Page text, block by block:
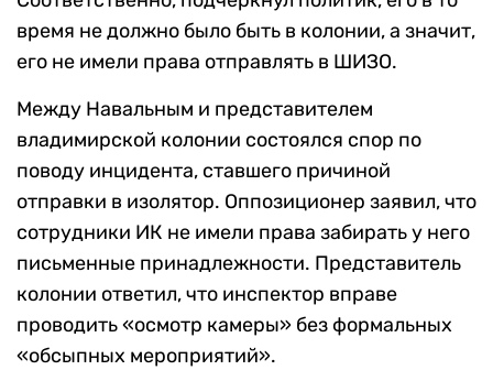
время не должно было быть в колонии, а значит,
его не имели права отправлять в ШИЗО.
Между Навальным и представителем
владимирской колонии состоялся спор по
поводу инцидента, ставшего причиной
отправки в изолятор. Оппозиционер заявил, что
сотрудники ИК не имели права забирать у него
письменные принадлежности. Представитель
колонии ответил, что инспектор вправе
проводить «осмотр камеры» без формальных
«обсыпных мероприятий».